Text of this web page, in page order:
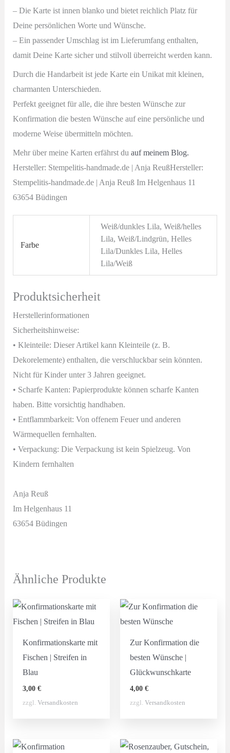
– Die Karte ist innen blanko und bietet reichlich Platz für
Deine persönlichen Worte und Wünsche.
– Ein passender Umschlag ist im Lieferumfang enthalten,
damit Deine Karte sicher und stilvoll überreicht werden kann.
Durch die Handarbeit ist jede Karte ein Unikat mit kleinen,
charmanten Unterschieden.
Perfekt geeignet für alle, die ihre besten Wünsche zur
Konfirmation die besten Wünsche auf eine persönliche und
moderne Weise übermitteln möchten.
Mehr über meine Karten erfährst du auf meinem Blog.
Hersteller: Stempelitis-handmade.de | Anja ReußHersteller:
Stempelitis-handmade.de | Anja Reuß Im Helgenhaus 11
63654 Büdingen
Farbe
Weiß/dunkles Lila, Weiß/helles
Lila, Weiß/Lindgrün, Helles
Lila/Dunkles Lila, Helles
Lila/Weiß
Produktsicherheit
Herstellerinformationen
Sicherheitshinweise:
• Kleinteile: Dieser Artikel kann Kleinteile (z. B.
Dekorelemente) enthalten, die verschluckbar sein könnten.
Nicht für Kinder unter 3 Jahren geeignet.
• Scharfe Kanten: Papierprodukte können scharfe Kanten
haben. Bitte vorsichtig handhaben.
• Entflammbarkeit: Von offenem Feuer und anderen
Wärmequellen fernhalten.
• Verpackung: Die Verpackung ist kein Spielzeug. Von
Kindern fernhalten
Anja Reuß
Im Helgenhaus 11
63654 Büdingen
Ähnliche Produkte
Konfirmationskarte mit
Fischen | Streifen in
Blau
3,00 €
zzgl. Versandkosten
Zur Konfirmation die
besten Wünsche |
Glückwunschkarte
4,00€
zzgl.Versandkosten